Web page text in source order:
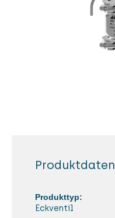
Produktdaten
Produkttyp:
Eckventil